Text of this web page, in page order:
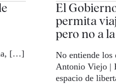
[…]
El
permita
pero no a
No entiende los
Antonio Viejo |
espacio de